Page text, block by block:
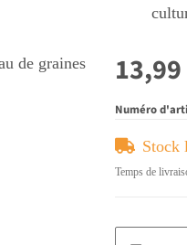
Numéro
Stock
Temps de